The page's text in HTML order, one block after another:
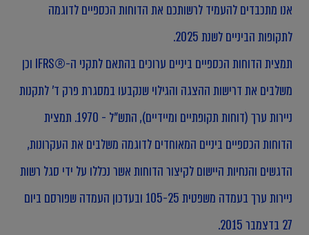
אנו מתכבדים להעמיד לרשותכם את הדוחות הכספיים לדוגמה
לתקופות הביניים לשנת 2025.
תמצית הדוחות הכספיים ביניים ערוכים בהתאם לתקני ה-®IFRS וכן
משלבים את דרישות ההצגה והגילוי שנקבעו במסגרת פרק ד' לתקנות
ניירות ערך (דוחות תקופתיים ומיידיים), התש"ל - 1970. תמצית
הדוחות הכספיים ביניים המאוחדים לדוגמה משלבים את העקרונות,
הדגשים והנחיות היישום לקיצור הדוחות אשר נכללו על ידי סגל רשות
ניירות ערך בעמדה משפטית 105-25 ובעדכון העמדה שפורסם ביום
27 בדצמבר 2015.